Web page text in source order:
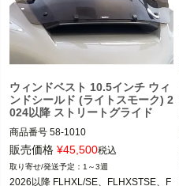
ウィンドベスト 10.5インチ ウィ
ンドシールド (ライトスモーク) 2
024以降 ストリートグライド
商品番号 58-1010
3OT：2310-0890
販売価格 ¥45,500税込
1～3週
2026以降 FLHXL/SE、FLHXSTSE、F